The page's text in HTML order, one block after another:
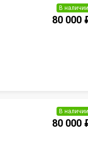
В наличии
80 000
В наличии
80 000